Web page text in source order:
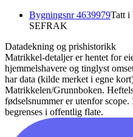
Bygningsnr4639979Tatt i
SEFRAK
Datadekning og prishistorikk
Matrikkel-detaljer er hentet for
hjemmelshavere og tinglyst
har data (kilde merket i egne
Matrikkelen/Grunnboken.
fødselsnummer er utenfor
begrenses i offentlig flate.